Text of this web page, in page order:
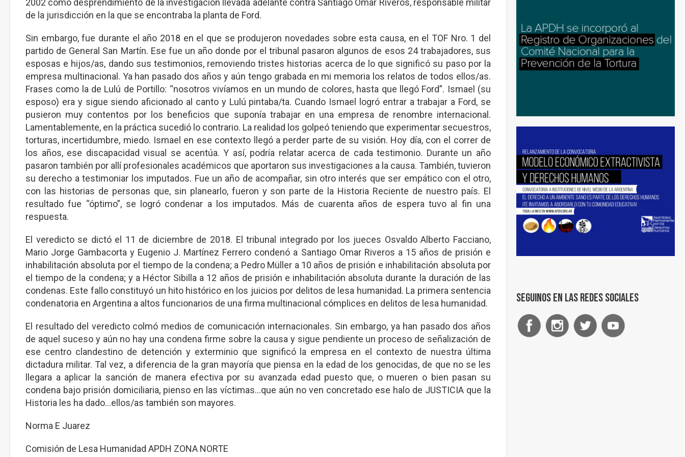
2002 como desprendimiento de la investigación llevada adelante contra Santiago Omar Riveros, responsable militar
de la jurisdicción en la que se encontraba la planta de Ford.
Sin embargo, fue durante el año 2018 en el que se produjeron novedades sobre esta causa, en el TOF Nro. 1 del
partido de General San Martín. Ese fue un año donde por el tribunal pasaron algunos de esos 24 trabajadores, sus
esposas e hijos/as, dando sus testimonios, removiendo tristes historias acerca de lo que significó su paso por la
empresa multinacional. Ya han pasado dos años y aún tengo grabada en mi memoria los relatos de todos ellos/as.
Frases como la de Lulú de Portillo: “nosotros vivíamos en un mundo de colores, hasta que llegó Ford”. Ismael (su
esposo) era y sigue siendo aficionado al canto y Lulú pintaba/ta. Cuando Ismael logró entrar a trabajar a Ford, se
pusieron muy contentos por los beneficios que suponía trabajar en una empresa de renombre internacional.
Lamentablemente, en la práctica sucedió lo contrario. La realidad los golpeó teniendo que experimentar secuestros,
torturas, incertidumbre, miedo. Ismael en ese contexto llegó a perder parte de su visión. Hoy día, con el correr de
los años, ese discapacidad visual se acentúa. Y así, podría relatar acerca de cada testimonio. Durante un año
pasaron también por allí profesionales académicos que aportaron sus investigaciones a la causa. También, tuvieron
su derecho a testimoniar los imputados. Fue un año de acompañar, sin otro interés que ser empático con el otro,
con las historias de personas que, sin planearlo, fueron y son parte de la Historia Reciente de nuestro país. El
resultado fue “óptimo”, se logró condenar a los imputados. Más de cuarenta años de espera tuvo al fin una
respuesta.
El veredicto se dictó el 11 de diciembre de 2018. El tribunal integrado por los jueces Osvaldo Alberto Facciano,
Mario Jorge Gambacorta y Eugenio J. Martínez Ferrero condenó a Santiago Omar Riveros a 15 años de prisión e
inhabilitación absoluta por el tiempo de la condena; a Pedro Müller a 10 años de prisión e inhabilitación absoluta por
el tiempo de la condena; y a Héctor Sibilla a 12 años de prisión e inhabilitación absoluta durante la duración de las
condenas. Este fallo constituyó un hito histórico en los juicios por delitos de lesa humanidad. La primera sentencia
condenatoria en Argentina a altos funcionarios de una firma multinacional cómplices en delitos de lesa humanidad.
El resultado del veredicto colmó medios de comunicación internacionales. Sin embargo, ya han pasado dos años
de aquel suceso y aún no hay una condena firme sobre la causa y sigue pendiente un proceso de señalización de
ese centro clandestino de detención y exterminio que significó la empresa en el contexto de nuestra última
dictadura militar. Tal vez, a diferencia de la gran mayoría que piensa en la edad de los genocidas, de que no se les
llegara a aplicar la sanción de manera efectiva por su avanzada edad puesto que, o mueren o bien pasan su
condena bajo prisión domiciliaria, pienso en las víctimas...que aún no ven concretado ese halo de JUSTICIA que la
Historia les ha dado...ellos/as también son mayores.
Norma E Juarez
Comisión de Lesa Humanidad APDH ZONA NORTE
Seguinos en las redes sociales